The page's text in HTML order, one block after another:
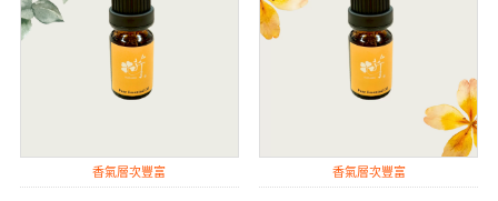
香氣層次豐富 香氣層次豐富